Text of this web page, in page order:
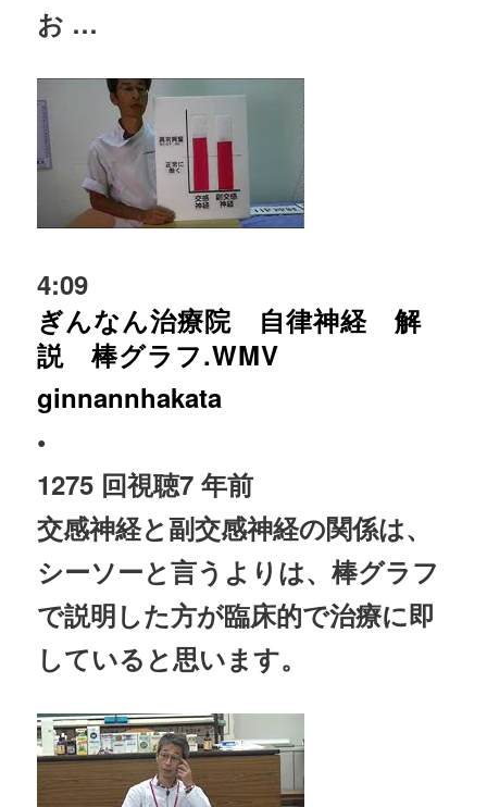
お …
4:09
ぎんなん治療院 自律神経 解
説 棒グラフ.WMV
ginnannhakata
•
1275 回視聴7 年前
交感神経と副交感神経の関係は、
シーソーと言うよりは、棒グラフ
で説明した方が臨床的で治療に即
していると思います。